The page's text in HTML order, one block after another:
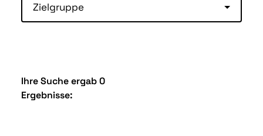
Zielgruppe
Ihre Suche ergab 0
Ergebnisse: